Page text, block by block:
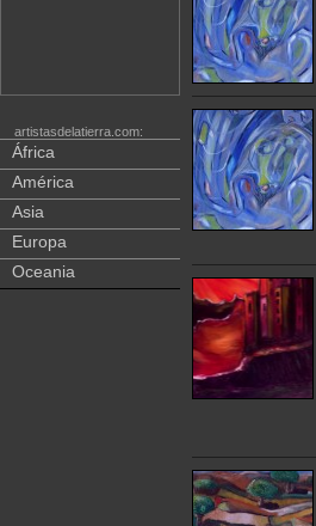
artistasdelatierra.com:
África
América
Asia
Europa
Oceania